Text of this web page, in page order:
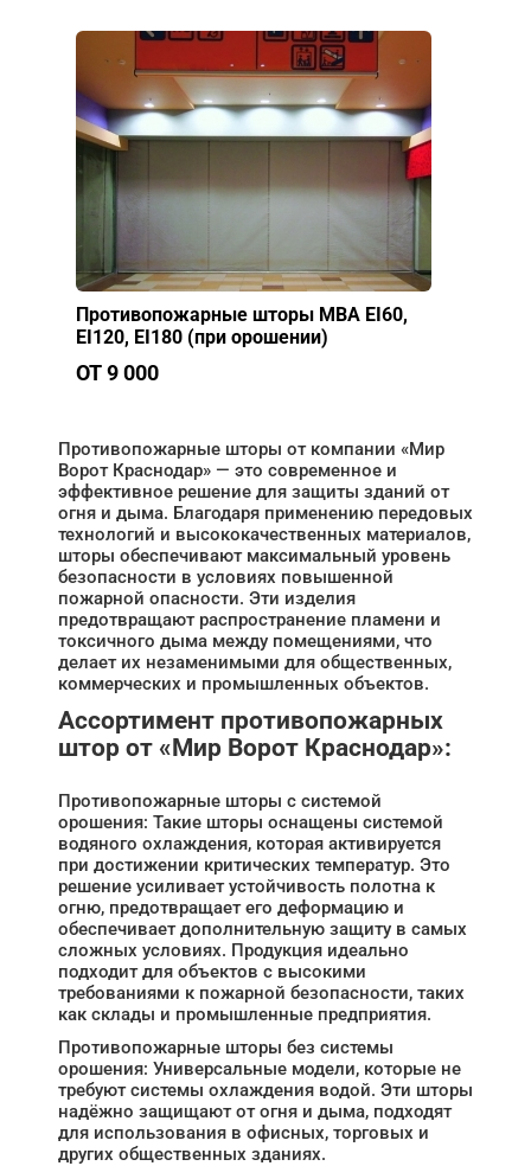
Противопожарные шторы МВА EI60,
EI120, EI180 (при орошении)
ОТ 9 000
Противопожарные шторы от компании «Мир
Ворот Краснодар» — это современное и
эффективное решение для защиты зданий от
огня и дыма. Благодаря применению передовых
технологий и высококачественных материалов,
шторы обеспечивают максимальный уровень
безопасности в условиях повышенной
пожарной опасности. Эти изделия
предотвращают распространение пламени и
токсичного дыма между помещениями, что
делает их незаменимыми для общественных,
коммерческих и промышленных объектов.
Ассортимент противопожарных
штор от «Мир Ворот Краснодар»:
Противопожарные шторы с системой
орошения: Такие шторы оснащены системой
водяного охлаждения, которая активируется
при достижении критических температур. Это
решение усиливает устойчивость полотна к
огню, предотвращает его деформацию и
обеспечивает дополнительную защиту в самых
сложных условиях. Продукция идеально
подходит для объектов с высокими
требованиями к пожарной безопасности, таких
как склады и промышленные предприятия.
Противопожарные шторы без системы
орошения: Универсальные модели, которые не
требуют системы охлаждения водой. Эти шторы
надёжно защищают от огня и дыма, подходят
для использования в офисных, торговых и
других общественных зданиях.